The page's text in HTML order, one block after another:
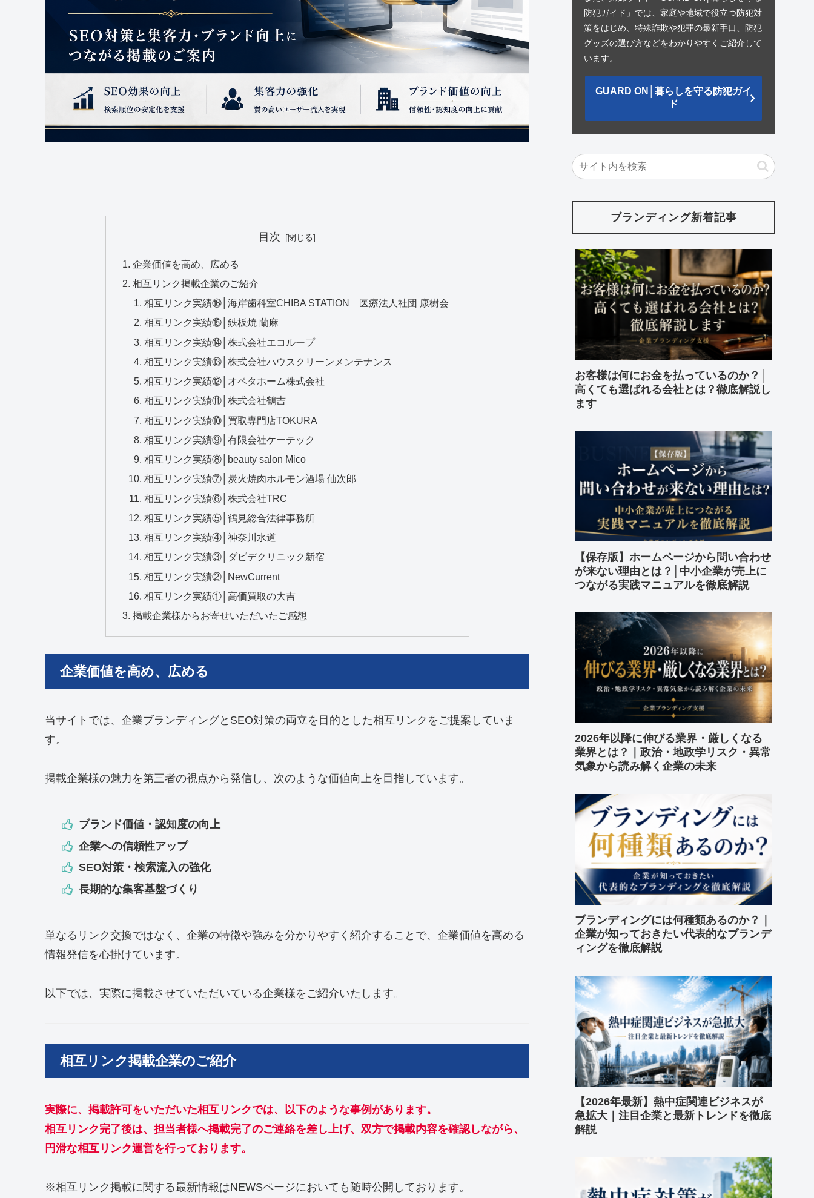
目次
企業価値を高め、広める
相互リンク掲載企業のご紹介
相互リンク実績⑯│海岸歯科室CHIBA STATION 医療法人社団 康樹会
相互リンク実績⑮│鉄板焼 蘭麻
相互リンク実績⑭│株式会社エコループ
相互リンク実績⑬│株式会社ハウスクリーンメンテナンス
相互リンク実績⑫│オペタホーム株式会社
相互リンク実績⑪│株式会社鶴吉
相互リンク実績⑩│買取専門店TOKURA
相互リンク実績⑨│有限会社ケーテック
相互リンク実績⑧│beauty salon Mico
相互リンク実績⑦│炭火焼肉ホルモン酒場 仙次郎
相互リンク実績⑥│株式会社TRC
相互リンク実績⑤│鶴見総合法律事務所
相互リンク実績④│神奈川水道
相互リンク実績③│ダビデクリニック新宿
相互リンク実績②│NewCurrent
相互リンク実績①│高価買取の大吉
掲載企業様からお寄せいただいたご感想
企業価値を高め、広める
当サイトでは、企業ブランディングとSEO対策の両立を目的とした相互リンクをご提案していま
す。
掲載企業様の魅力を第三者の視点から発信し、次のような価値向上を目指しています。
ブランド価値・認知度の向上
企業への信頼性アップ
SEO対策・検索流入の強化
長期的な集客基盤づくり
単なるリンク交換ではなく、企業の特徴や強みを分かりやすく紹介することで、企業価値を高める
情報発信を心掛けています。
以下では、実際に掲載させていただいている企業様をご紹介いたします。
相互リンク掲載企業のご紹介
実際に、掲載許可をいただいた相互リンクでは、以下のような事例があります。
相互リンク完了後は、担当者様へ掲載完了のご連絡を差し上げ、双方で掲載内容を確認しながら、
円滑な相互リンク運営を行っております。
※相互リンク掲載に関する最新情報はNEWSページにおいても随時公開しております。
防犯ガイド」では、家庭や地域で役立つ防犯対
策をはじめ、特殊詐欺や犯罪の最新手口、防犯
グッズの選び方などをわかりやすくご紹介して
います。
GUARD ON│暮らしを守る防犯ガイ
ド
ブランディング新着記事
お客様は何にお金を払っているのか？│
高くても選ばれる会社とは？徹底解説し
ます
【保存版】ホームページから問い合わせ
が来ない理由とは？│中小企業が売上に
つながる実践マニュアルを徹底解説
2026年以降に伸びる業界・厳しくなる
業界とは？｜政治・地政学リスク・異常
気象から読み解く企業の未来
ブランディングには何種類あるのか？｜
企業が知っておきたい代表的なブランデ
ィングを徹底解説
【2026年最新】熱中症関連ビジネスが
急拡大｜注目企業と最新トレンドを徹底
解説